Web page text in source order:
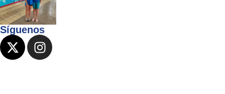
Síguenos